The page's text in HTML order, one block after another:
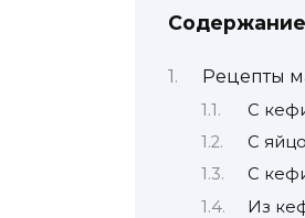
Содержание
Рецепты
С
С
С
Из